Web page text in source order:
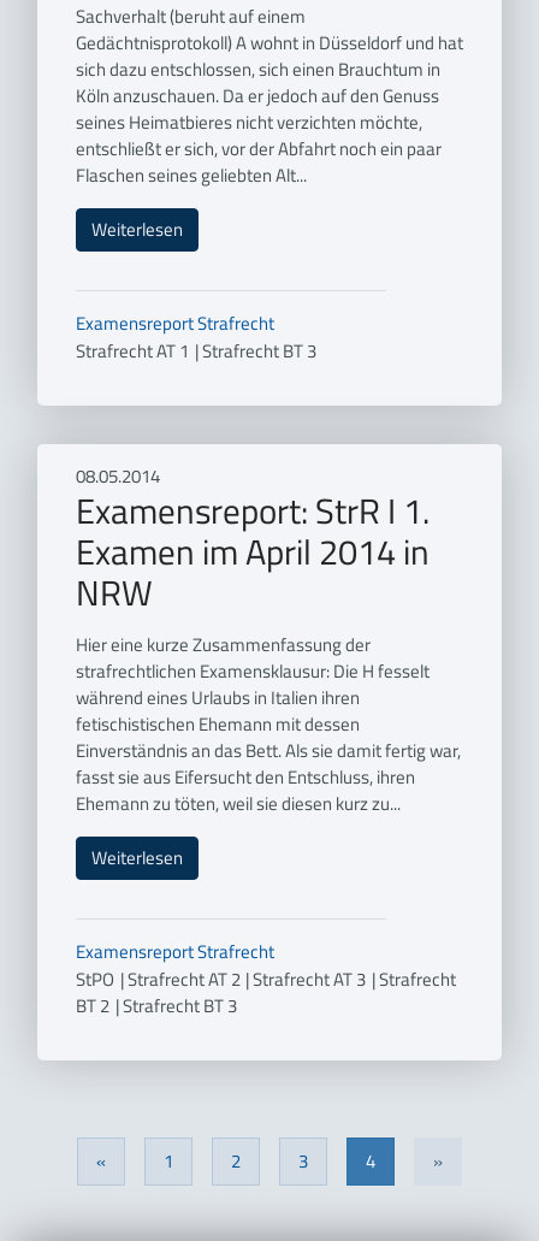
Sachverhalt (beruht auf einem
Gedächtnisprotokoll) A wohnt in Düsseldorf und hat
sich dazu entschlossen, sich einen Brauchtum in
Köln anzuschauen. Da er jedoch auf den Genuss
seines Heimatbieres nicht verzichten möchte,
entschließt er sich, vor der Abfahrt noch ein paar
Flaschen seines geliebten Alt...
Weiterlesen
ExamensreportStrafrecht
Strafrecht AT 1 |Strafrecht BT 3
08.05.2014
Examensreport: StrR I 1.
Examen im April 2014 in
NRW
Hier eine kurze Zusammenfassung der
strafrechtlichen Examensklausur: Die H fesselt
während eines Urlaubs in Italien ihren
fetischistischen Ehemann mit dessen
Einverständnis an das Bett. Als sie damit fertig war,
fasst sie aus Eifersucht den Entschluss, ihren
Ehemann zu töten, weil sie diesen kurz zu...
Weiterlesen
ExamensreportStrafrecht
StPO |Strafrecht AT 2 |Strafrecht AT 3 |Strafrecht
BT 2 |Strafrecht BT 3
«
Previous
1 2 3 4 »